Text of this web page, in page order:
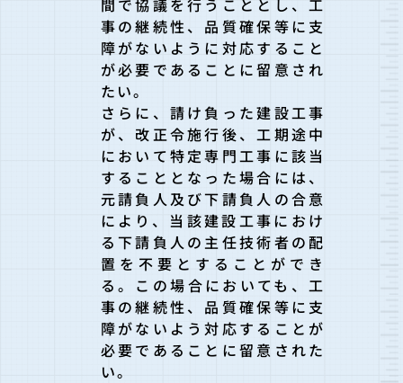
事の継続性、品質確保等に支
障がないように対応すること
が必要であることに留意され
たい。
さらに、請け負った建設工事
が、改正令施行後、工期途中
において特定専門工事に該当
することとなった場合には、
元請負人及び下請負人の合意
により、当該建設工事におけ
る下請負人の主任技術者の配
置を不要とすることができ
る。この場合においても、工
事の継続性、品質確保等に支
障がないよう対応することが
必要であることに留意された
い。